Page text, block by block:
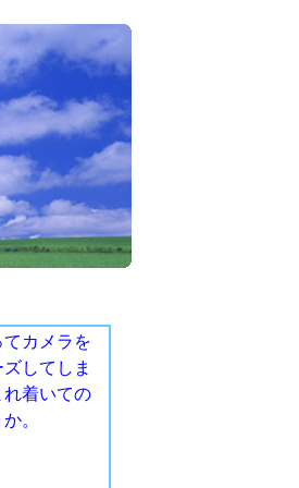
カメラを
してしま
れ着いての
。